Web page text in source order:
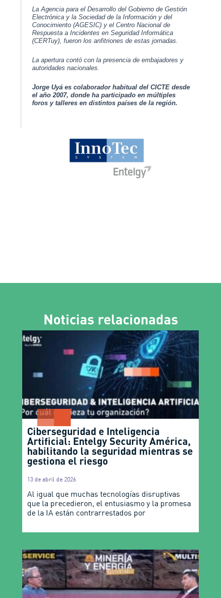
La Agencia para el Desarrollo del Gobierno de Gestión
Electrónica y la Sociedad de la Información y del
Conocimiento (AGESIC) y el Centro Nacional de
Respuesta a Incidentes en Seguridad Informática
(CERTuy), fueron los anfitriones de estas jornadas.
La apertura contó con la presencia de embajadores y
autoridades nacionales.
Jorge Uyá es colaborador habitual del CICTE desde
el año 2007, donde ha participado en múltiples
foros y talleres en distintos países de la región.
Noticias relacionadas
Ciberseguridad e Inteligencia
Artificial: Entelgy Security América,
habilitando la seguridad mientras se
gestiona el riesgo
13 de abril de 2026
Al igual que muchas tecnologías disruptivas
que la precedieron, el entusiasmo y la promesa
de la IA están contrarrestados por